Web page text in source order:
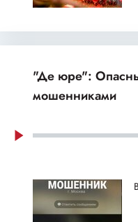
"Де юре":
мошенниками